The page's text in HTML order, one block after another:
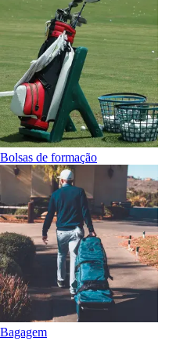
Bolsas de formação
Bagagem